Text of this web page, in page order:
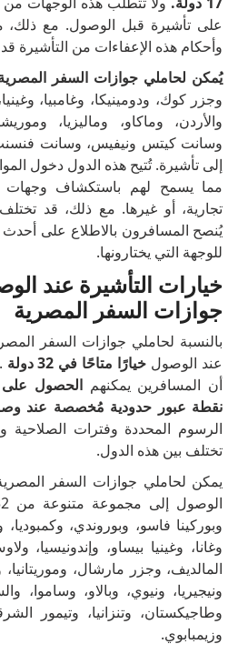
على تأشيرة قبل الوصول. مع ذلك،
وأحكام هذه الإعفاءات من التأشيرة
يُمكن لحاملي جوازات السفر
وجزر كوك، ودومينيكا، وغامبيا،
والأردن، وماكاو، وماليزيا،
وسانت كيتس ونيفيس، وسانت
إلى تأشيرة. تُتيح هذه الدول دخول
مما يسمح لهم باستكشاف وجهات
تجارية، أو غيرها. مع ذلك، قد
يُنصح المسافرون بالاطلاع على
للوجهة التي يختارونها.
خيارات التأشيرة عند
جوازات السفر المصرية
بالنسبة لحاملي جوازات السفر
عند الوصول خيارًا متاحًا في 32 دولة
أن المسافرين يمكنهمالحصول على
نقطة عبور حدودية مُخصصة عند
الرسوم المحددة وفترات الصلاحية
تختلف بين هذه الدول.
يمكن لحاملي جوازات السفر
الوصول إلى مجموعة متنوعة من 32 دولة،
وبوركينا فاسو، وبوروندي،
وغانا، وغينيا بيساو، وإندونيسيا،
المالديف، وجزر مارشال، وموريتانيا،
ونيجيريا، ونيوي، وبالاو، وساموا،
وطاجيكستان، وتنزانيا، وتيمور
وزيمبابوي.